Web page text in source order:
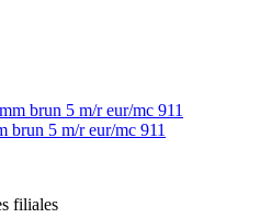
brun 5 m/r eur/mc 911
filiales